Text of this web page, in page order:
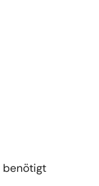
benötigt